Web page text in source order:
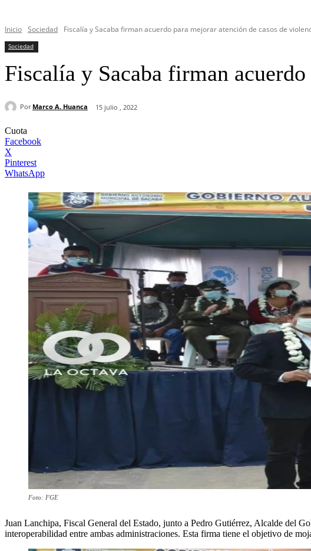
Inicio Sociedad Fiscalía y Sacaba firman acuerdo para mejorar atención de casos de
Sociedad
Fiscalía y Sacaba firman
Por Marco A. Huanca 15 julio , 2022
Cuota
Facebook
X
Pinterest
WhatsApp
Foto: FGE
Juan Lanchipa, Fiscal General del Estado, junto a Pedro Gutiérrez, Alcalde del
interoperabilidad entre ambas administraciones. Esta firma tiene el objetivo de